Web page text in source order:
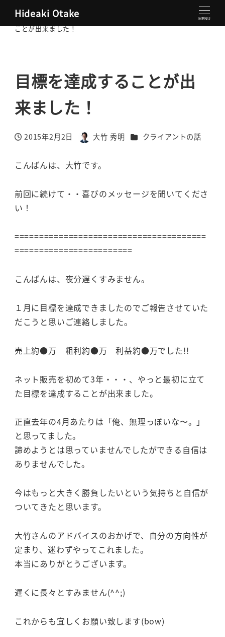
Hideaki Otake MENU
大竹秀明 公式サイト
目標を達成する
ことが出来ました！
目標を達成することが出
来ました！
投稿日
2015年2月2日
著
大竹 秀明 カテゴリー
クライアントの話
こんばんは、大竹です。
前回に続けて・・喜びのメッセージを聞いてくださ
い！
=======================================
========================
こんばんは、夜分遅くすみません。
１月に目標を達成できましたのでご報告させていた
だこうと思いご連絡しました。
売上約●万 粗利約●万 利益約●万でした!!
ネット販売を初めて3年・・・、やっと最初に立て
た目標を達成することが出来ました。
正直去年の4月あたりは「俺、無理っぽいな〜。」
と思ってました。
諦めようとは思っていませんでしたができる自信は
ありませんでした。
今はもっと大きく勝負したいという気持ちと自信が
ついてきたと思います。
大竹さんのアドバイスのおかげで、自分の方向性が
定まり、迷わずやってこれました。
本当にありがとうございます。
遅くに長々とすみません(^^;)
これからも宜しくお願い致します(bow)